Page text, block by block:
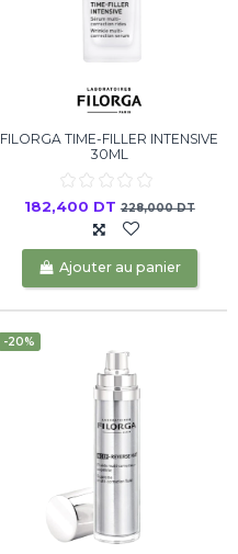
FILORGA TIME-FILLER INTENSIVE
30ML
182,400 DT228,000 DT
Ajouter au panier
-20%